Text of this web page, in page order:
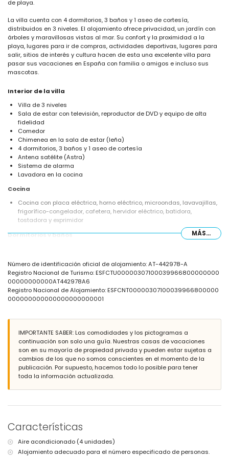
de playa.
La villa cuenta con 4 dormitorios, 3 baños y 1 aseo de cortesía,
distribuidos en 3 niveles. El alojamiento ofrece privacidad, un jardín con
árboles y maravillosas vistas al mar. Su confort y la proximidad a la
playa, lugares para ir de compras, actividades deportivas, lugares para
salir, sitios de interés y cultura hacen de esta una excelente villa para
pasar sus vacaciones en España con familia o amigos e incluso sus
mascotas.
Interior de la villa
Villa de 3 niveles
Sala de estar con televisión, reproductor de DVD y equipo de alta
fidelidad
Comedor
Chimenea en la sala de estar (leña)
4 dormitorios, 3 baños y 1 aseo de cortesía
Antena satélite (Astra)
Sistema de alarma
Lavadora en la cocina
Cocina
Cocina con placa eléctrica, horno eléctrico, microondas, lavavajillas,
frigorífico-congelador, cafetera, hervidor eléctrico, batidora,
tostadora y exprimidor
Dormitorios y baños
Dormitorio con aire acondicionado, 2 camas individuales (190 por 90
cm), ventilador y baño en suite
2 dormitorios con aire acondicionado, cada uno con 2 camas
individuales (190 por 90 cm) y ventilador
Baño en suite con doble lavabo, combinación de bañera/ducha y
Baño en suite con lavabo individual, ducha e inodoro
Exterior de la villa
Parcela vallada
Piscina privada con forma de riñón de 8m x 4m y 2m de profundidad
Jardín con árboles y mobiliario de jardín con tumbonas
Barbacoa
Área de estar al aire libre y área de comedor al aire libre
Más información
Población más cercana: Jávea (a menos de 10 kilómetros de la villa)
Ribera o costa más cercana: Mediterráneo, Jávea (a menos de 5
MÁS...
Número de identificación oficial de alojamiento: AT-442978-A
Registro Nacional de Turismo: ESFCTU00000307100039966800000000
00000000000AT442978A6
Registro Nacional de Alojamiento: ESFCNT00000307100039966800000
000000000000000000000001
IMPORTANTE SABER: Las comodidades y los pictogramas a
continuación son solo una guía. Nuestras casas de vacaciones
son en su mayoría de propiedad privada y pueden estar sujetas a
cambios de los que no somos conscientes en el momento de la
publicación. Por supuesto, hacemos todo lo posible para tener
toda la información actualizada.
Características
Aire acondicionado (4 unidades)
Alojamiento adecuado para el número especificado de personas.